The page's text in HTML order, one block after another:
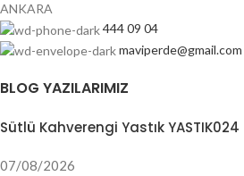
ANKARA
444 09 04
maviperde@gmail.com
BLOG YAZILARIMIZ
Sütlü Kahverengi Yastık YASTIK024
07/08/2026